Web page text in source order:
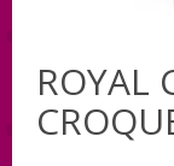
ROYAL